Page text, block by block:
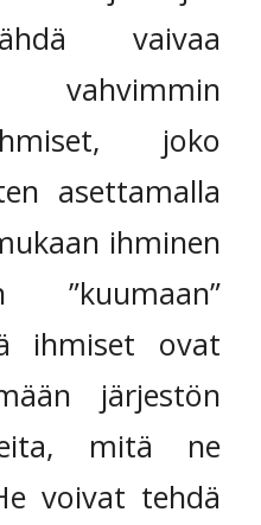
vaivaa
vahvimmin
joko
asettamalla
ihminen
ihmiset ovat
järjestön
mitä ne
voivat tehdä